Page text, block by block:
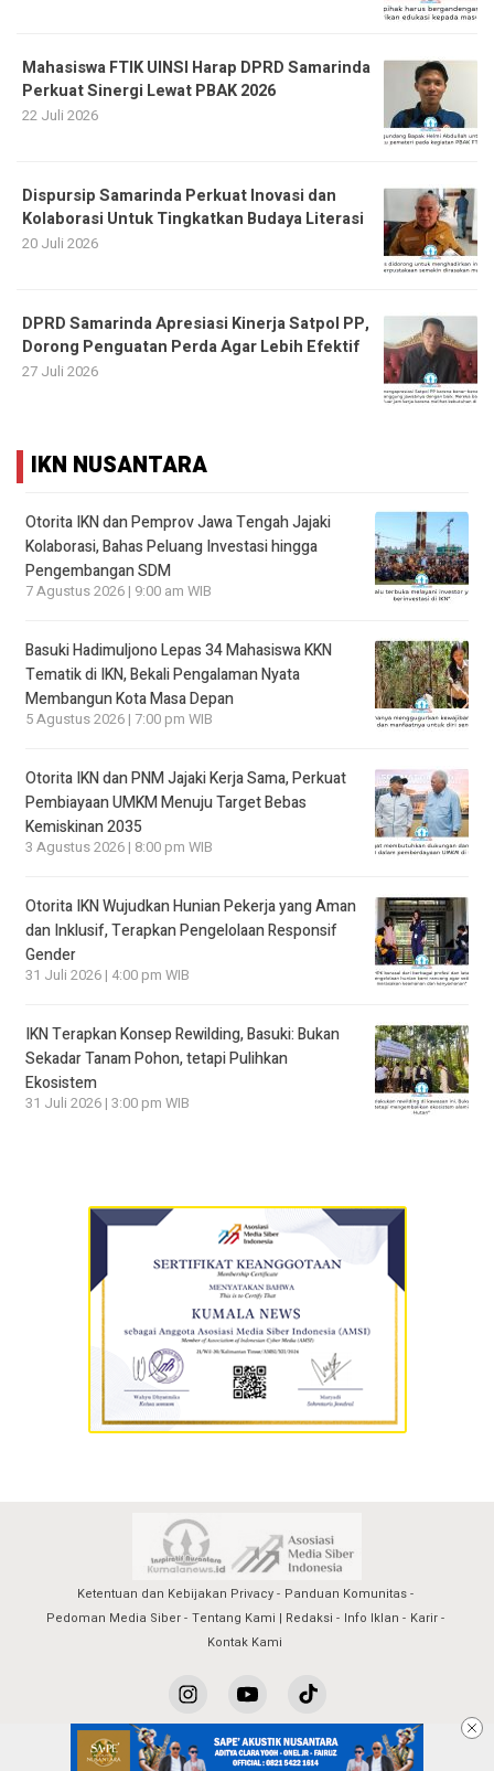
Mahasiswa FTIK UINSI Harap DPRD Samarinda
Perkuat Sinergi Lewat PBAK 2026
22 Juli 2026
Dispursip Samarinda Perkuat Inovasi dan
Kolaborasi Untuk Tingkatkan Budaya Literasi
20 Juli 2026
DPRD Samarinda Apresiasi Kinerja Satpol PP,
Dorong Penguatan Perda Agar Lebih Efektif
27 Juli 2026
IKN NUSANTARA
Otorita IKN dan Pemprov Jawa Tengah Jajaki
Kolaborasi, Bahas Peluang Investasi hingga
Pengembangan SDM
7 Agustus 2026 | 9:00 am WIB
Basuki Hadimuljono Lepas 34 Mahasiswa KKN
Tematik di IKN, Bekali Pengalaman Nyata
Membangun Kota Masa Depan
5 Agustus 2026 | 7:00 pm WIB
Otorita IKN dan PNM Jajaki Kerja Sama, Perkuat
Pembiayaan UMKM Menuju Target Bebas
Kemiskinan 2035
3 Agustus 2026 | 8:00 pm WIB
Otorita IKN Wujudkan Hunian Pekerja yang Aman
dan Inklusif, Terapkan Pengelolaan Responsif
Gender
31 Juli 2026 | 4:00 pm WIB
IKN Terapkan Konsep Rewilding, Basuki: Bukan
Sekadar Tanam Pohon, tetapi Pulihkan
Ekosistem
31 Juli 2026 | 3:00 pm WIB
Ketentuan dan Kebijakan Privacy
Panduan Komunitas
Pedoman Media Siber
Tentang Kami | Redaksi Info Iklan
Karir
Kontak Kami
kumalanews@2023